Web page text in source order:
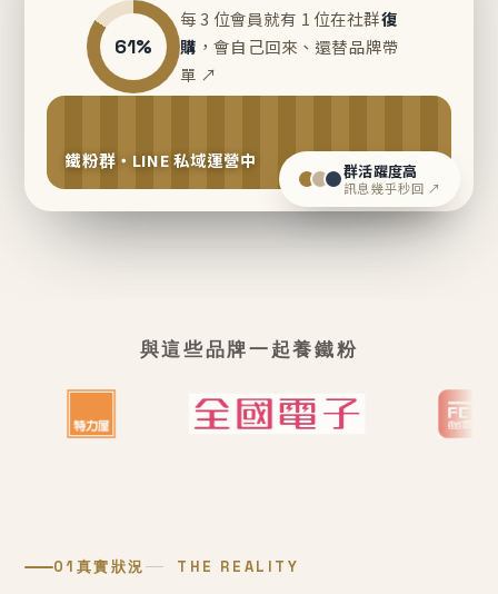
61%
每 3 位會員就有 1 位在社群復
購 ，會自己回來、還替品牌帶
單 ↗
鐵粉群・LINE 私域運營中 群活躍度高
訊息幾乎秒回 ↗
與這些品牌一起養鐵粉
01 真實狀況 THE REALITY